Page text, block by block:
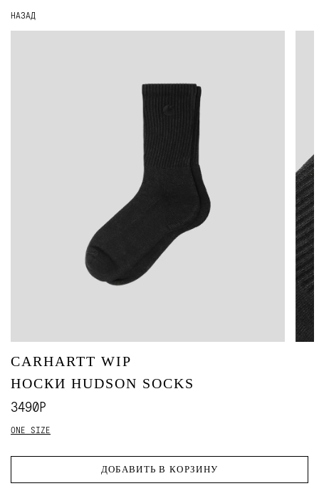
НАЗАД
CARHARTT WIP
НОСКИ HUDSON SOCKS
3490Р
ONE SIZE
ДОБАВИТЬ В КОРЗИНУ